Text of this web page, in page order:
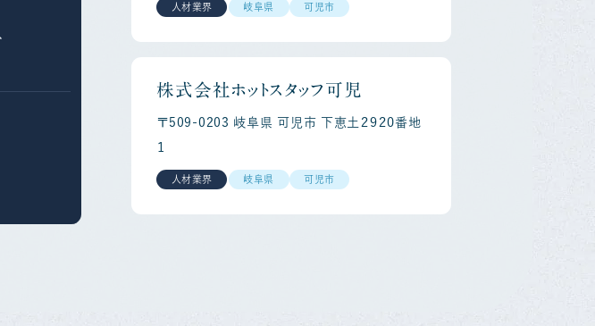
人材業界 岐阜県 可児市
株式会社ホットスタッフ可児
〒509-0203 岐阜県 可児市 下恵土２９２０番地
１
人材業界 岐阜県 可児市